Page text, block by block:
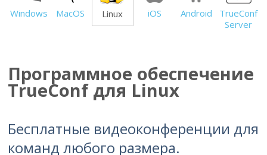
Windows MacOS Linux iOS Android
TrueConf
Server
Программное обеспечение
TrueConf для Linux
Бесплатные видеоконференции для
команд любого размера.